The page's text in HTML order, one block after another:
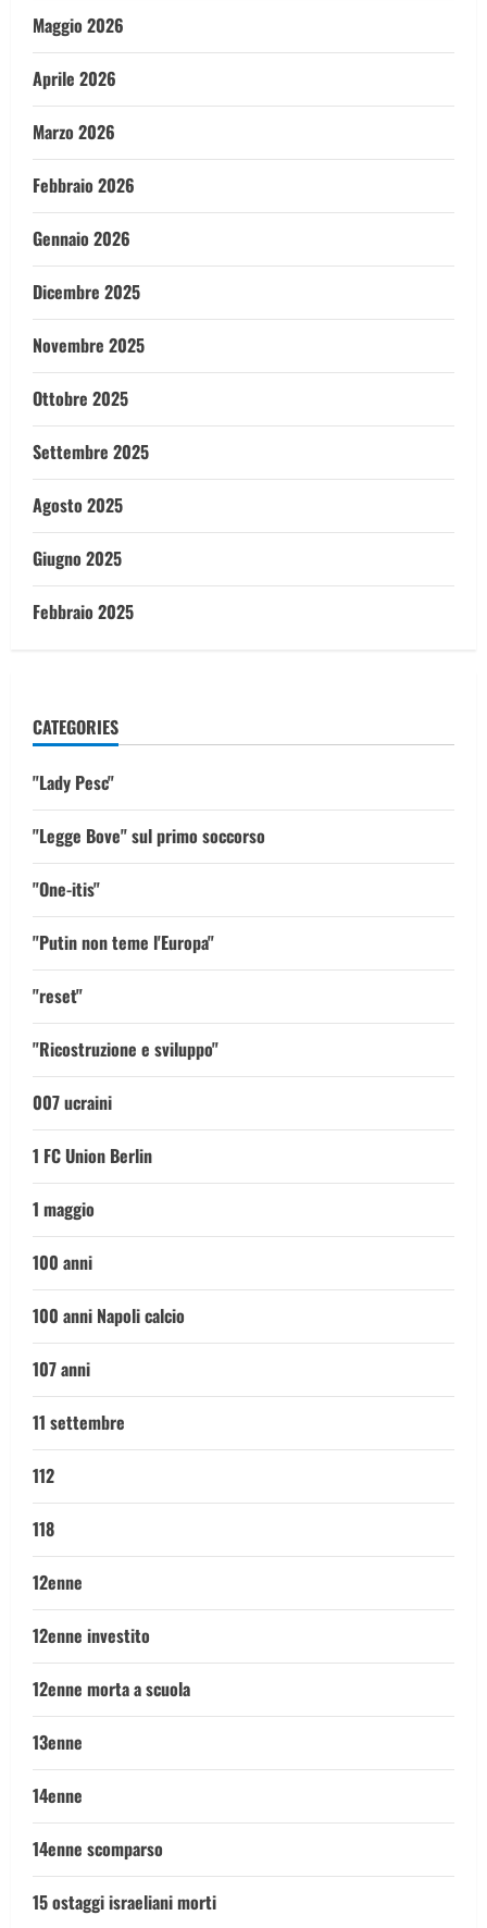
Maggio 2026
Aprile 2026
Marzo 2026
Febbraio 2026
Gennaio 2026
Dicembre 2025
Novembre 2025
Ottobre 2025
Settembre 2025
Agosto 2025
Giugno 2025
Febbraio 2025
CATEGORIES
"Lady Pesc"
"Legge Bove" sul primo soccorso
"One-itis"
"Putin non teme l'Europa"
"reset"
"Ricostruzione e sviluppo"
007 ucraini
1 FC Union Berlin
1 maggio
100 anni
100 anni Napoli calcio
107 anni
11 settembre
112
118
12enne
12enne investito
12enne morta a scuola
13enne
14enne
14enne scomparso
15 ostaggi israeliani morti